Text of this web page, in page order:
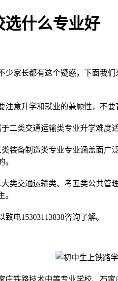
选什么专业好
少家长都有这个疑惑，下面我
注意升学和就业的兼顾性，不
二类交通运输类专业升学难度
装备制造类专业专业涵盖面
。
类交通运输类、考五类公共
。
电15303113838咨询了解。
庄铁路技术中等专业学校、石